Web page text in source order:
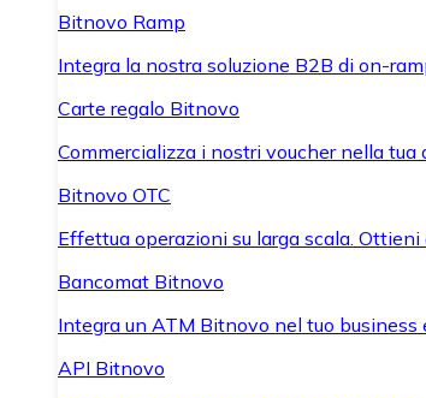
Bitnovo Ramp
Integra la nostra soluzione B2B di on-
Carte regalo Bitnovo
Commercializza i nostri voucher nella tua
Bitnovo OTC
Effettua operazioni su larga scala.
Bancomat Bitnovo
Integra un ATM Bitnovo nel tuo
API Bitnovo